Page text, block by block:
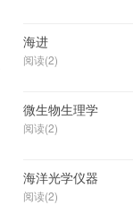
海进
阅读(2)
微生物生理学
阅读(2)
海洋光学仪器
阅读(2)